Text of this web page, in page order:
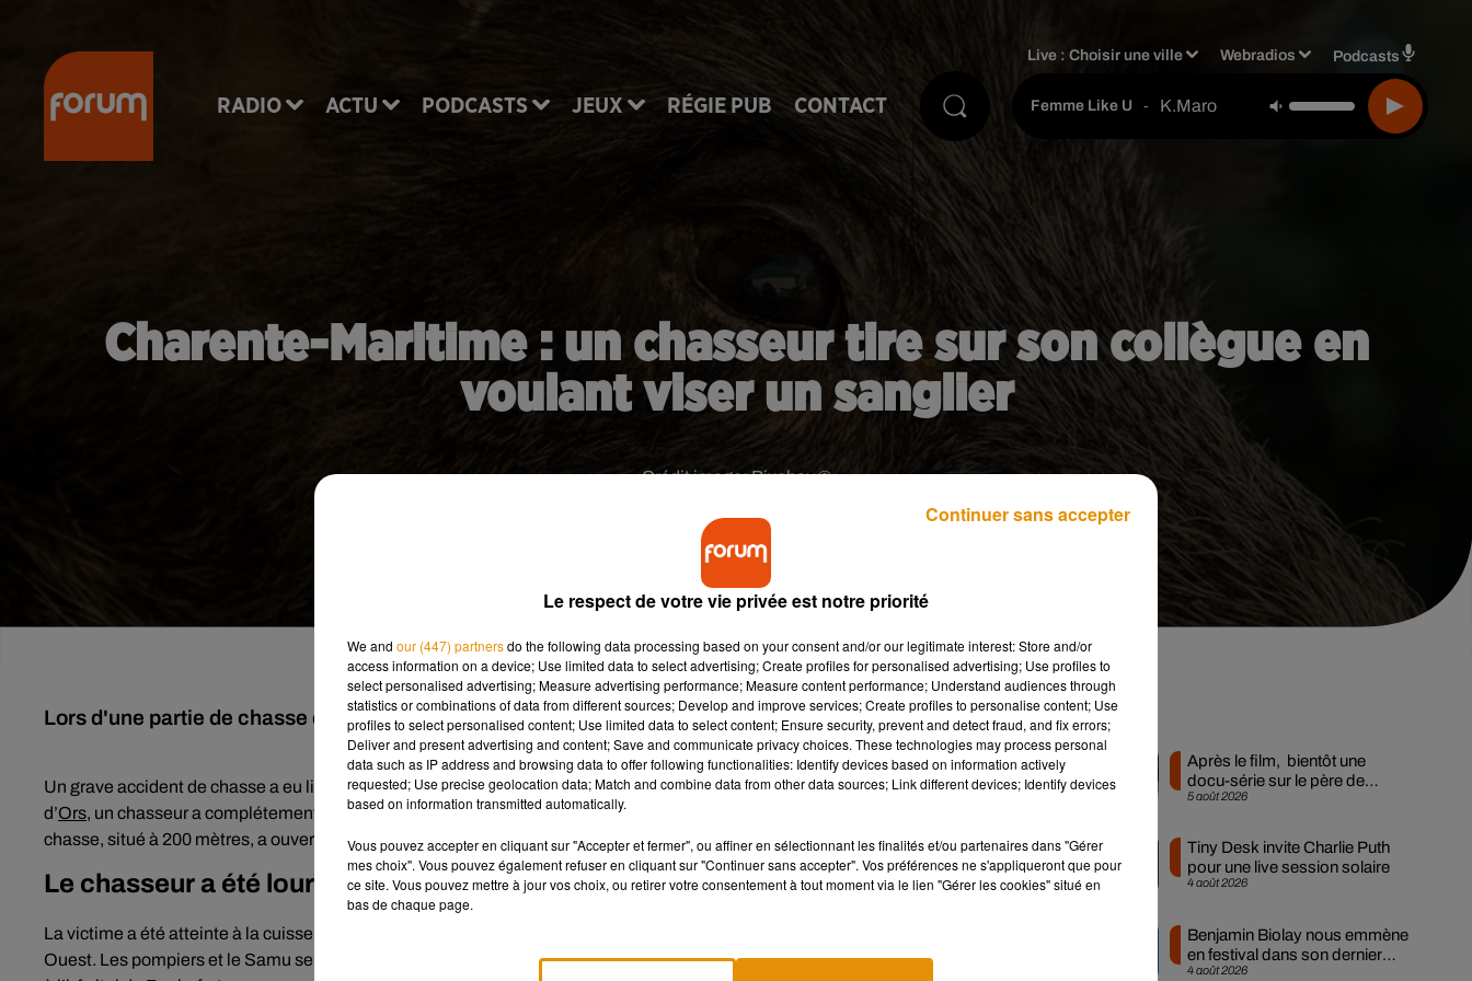
RADIO ACTU PODCASTS JEUX RÉGIE PUB CONTACT
Live :Choisir une ville Webradios Podcasts
Femme Like U - K.maro
Charente-Maritime : un chasseur tire sur son collègue en
voulant viser un sanglier
Crédit image:Pixabay ©
Lors d'une partie de chasse ce week-end, un chasseur a frôlé la mort en Charente-Maritime.
Un grave accident de chasse a eu lieu ce week-end enCharente-Maritime. Lors d’une battue au sanglier dans les marais
d’Ors, un chasseur a complétement raté son coup ! Un sanglier venait d’être levé par un chasseur, et son camarade de
chasse, situé à 200 mètres, a ouvert le feu en voulant atteindre l'animal.. sauf qu'il a touché son collègue !
Le chasseur a été lourdement blessé
La victime a été atteinte à la cuisse droite et à la hanche et souffre d’une fracture du bassin selon nos confrères de Sud
Ouest. Les pompiers et le Samu se sont rendus sur place à bord de l’hélicoptère de la Marine, et la victime a été transportée
Musique
5 août 2026
Après le film, bientôt une
docu-série sur le père de
Michael Jackson
4 août 2026
Tiny Desk invite Charlie Puth
pour une live session solaire
4 août 2026
Benjamin Biolay nous emmène
en festival dans son dernier
clip
Le respect de votre vie privée est notre priorité
We and our (447) partnersdo the following data processing based on your consent and/or our legitimate interest: Store and/or
access information on a device; Use limited data to select advertising; Create profiles for personalised advertising; Use profiles to
select personalised advertising; Measure advertising performance; Measure content performance; Understand audiences through
statistics or combinations of data from different sources; Develop and improve services; Create profiles to personalise content; Use
profiles to select personalised content; Use limited data to select content; Ensure security, prevent and detect fraud, and fix errors;
Deliver and present advertising and content; Save and communicate privacy choices. These technologies may process personal
data such as IP address and browsing data to offer following functionalities: Identify devices based on information actively
requested; Use precise geolocation data; Match and combine data from other data sources; Link different devices; Identify devices
based on information transmitted automatically.
Vous pouvez accepter en cliquant sur "Accepter et fermer", ou affiner en sélectionnant les finalités et/ou partenaires dans "Gérer
mes choix". Vous pouvez également refuser en cliquant sur "Continuer sans accepter". Vos préférences ne s'appliqueront que pour
ce site. Vous pouvez mettre à jour vos choix, ou retirer votre consentement à tout moment via le lien "Gérer les cookies" situé en
bas de chaque page.
Continuer sans accepter